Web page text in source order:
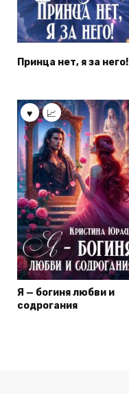
Принца нет, я за него!
Я — богиня любви и
содрогания